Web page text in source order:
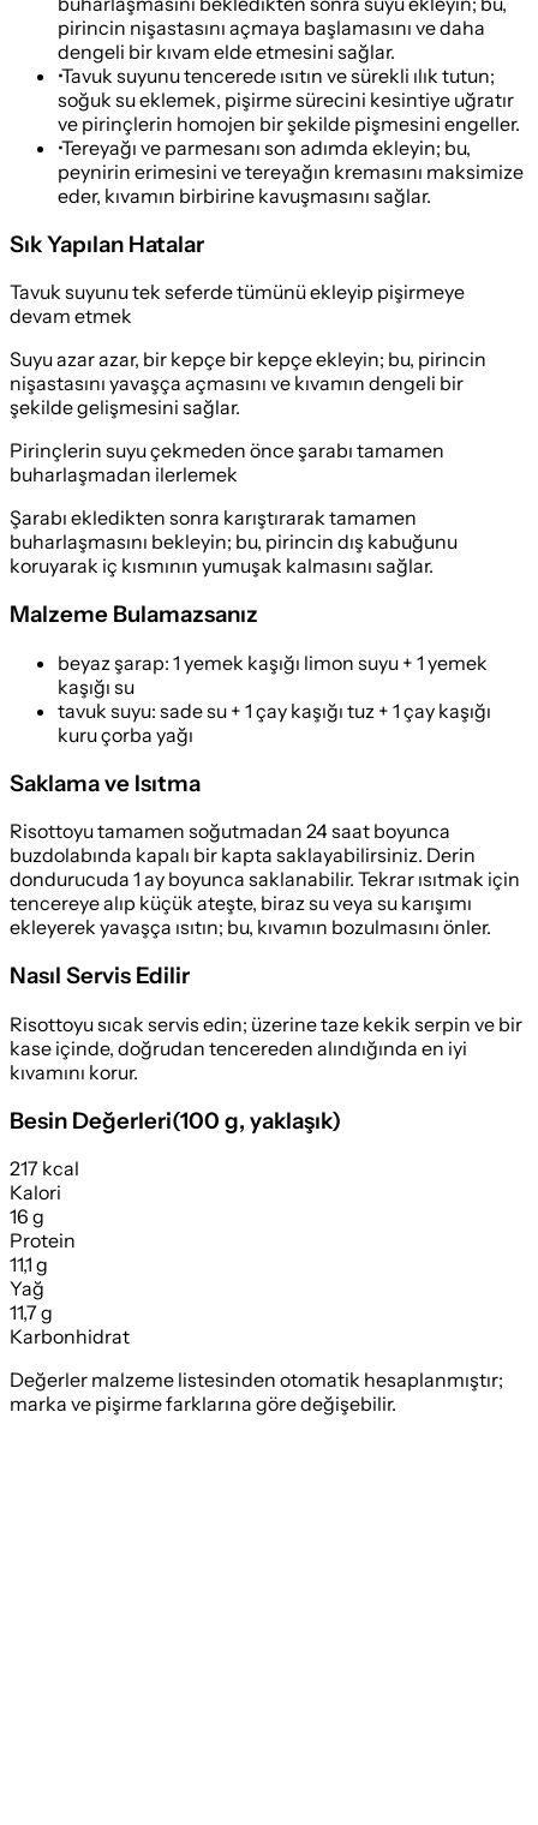
pirincin nişastasını açmaya başlamasını ve daha
dengeli bir kıvam elde etmesini sağlar.
•Tavuk suyunu tencerede ısıtın ve sürekli ılık tutun;
soğuk su eklemek, pişirme sürecini kesintiye uğratır
ve pirinçlerin homojen bir şekilde pişmesini engeller.
•Tereyağı ve parmesanı son adımda ekleyin; bu,
peynirin erimesini ve tereyağın kremasını maksimize
eder, kıvamın birbirine kavuşmasını sağlar.
Sık Yapılan Hatalar
Tavuk suyunu tek seferde tümünü ekleyip pişirmeye
devam etmek
Suyu azar azar, bir kepçe bir kepçe ekleyin; bu, pirincin
nişastasını yavaşça açmasını ve kıvamın dengeli bir
şekilde gelişmesini sağlar.
Pirinçlerin suyu çekmeden önce şarabı tamamen
buharlaşmadan ilerlemek
Şarabı ekledikten sonra karıştırarak tamamen
buharlaşmasını bekleyin; bu, pirincin dış kabuğunu
koruyarak iç kısmının yumuşak kalmasını sağlar.
Malzeme Bulamazsanız
beyaz şarap: 1 yemek kaşığı limon suyu + 1 yemek
kaşığı su
tavuk suyu: sade su + 1 çay kaşığı tuz + 1 çay kaşığı
kuru çorba yağı
Saklama ve Isıtma
Risottoyu tamamen soğutmadan 24 saat boyunca
buzdolabında kapalı bir kapta saklayabilirsiniz. Derin
dondurucuda 1 ay boyunca saklanabilir. Tekrar ısıtmak için
tencereye alıp küçük ateşte, biraz su veya su karışımı
ekleyerek yavaşça ısıtın; bu, kıvamın bozulmasını önler.
Nasıl Servis Edilir
Risottoyu sıcak servis edin; üzerine taze kekik serpin ve bir
kase içinde, doğrudan tencereden alındığında en iyi
kıvamını korur.
Besin Değerleri(100 g, yaklaşık)
217 kcal
Kalori
16 g
Protein
11,1 g
Yağ
11,7 g
Karbonhidrat
Değerler malzeme listesinden otomatik hesaplanmıştır;
marka ve pişirme farklarına göre değişebilir.